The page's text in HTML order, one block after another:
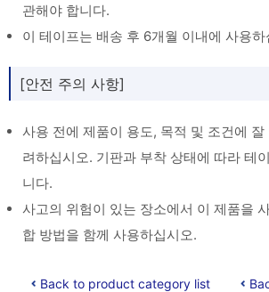
관해야 합니다.
이 테이프는 배송 후 6개월 이내에 사용하
[안전 주의 사항]
사용 전에 제품이 용도, 목적 및 조건에 잘
려하십시오. 기판과 부착 상태에 따라 테
니다.
사고의 위험이 있는 장소에서 이 제품을
합 방법을 함께 사용하십시오.
Back to product category list